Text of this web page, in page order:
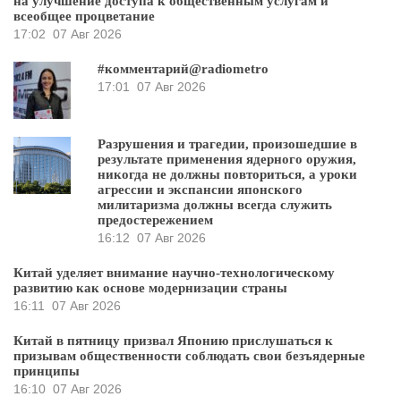
всеобщее процветание
17:02 07 Авг 2026
#комментарий@radiometro
17:01 07 Авг 2026
Разрушения и трагедии, произошедшие в
результате применения ядерного оружия,
никогда не должны повториться, а уроки
агрессии и экспансии японского
милитаризма должны всегда служить
предостережением
16:12 07 Авг 2026
Китай уделяет внимание научно-технологическому
развитию как основе модернизации страны
16:11 07 Авг 2026
Китай в пятницу призвал Японию прислушаться к
призывам общественности соблюдать свои безъядерные
принципы
16:10 07 Авг 2026